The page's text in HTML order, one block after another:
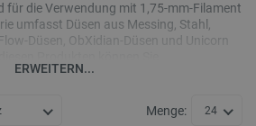
für die Verwendung mit 1,75-mm-Filament
umfasst Düsen aus Messing, Stahl,
Düsen, ObXidian-Düsen und Unicorn
material wählen, die optimal zu Ihrem
ERWEITERN...
Menge: 24